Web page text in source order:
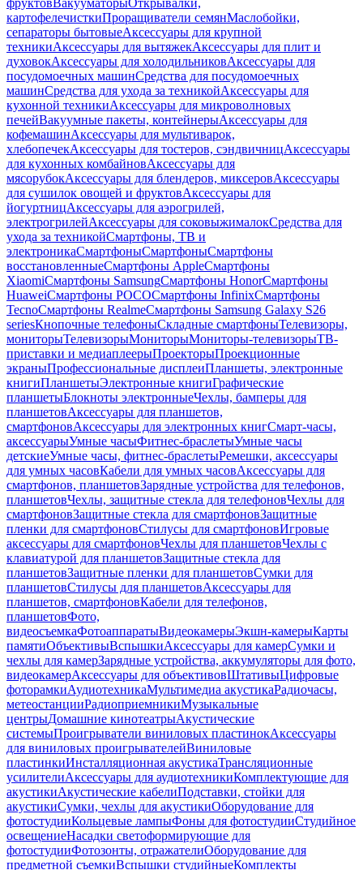
фруктовВакууматорыОткрывалки,
картофелечисткиПроращиватели семянМаслобойки,
сепараторы бытовыеАксессуары для крупной
техникиАксессуары для вытяжекАксессуары для плит и
духовокАксессуары для холодильниковАксессуары для
посудомоечных машинСредства для посудомоечных
машинСредства для ухода за техникойАксессуары для
кухонной техникиАксессуары для микроволновых
печейВакуумные пакеты, контейнерыАксессуары для
кофемашинАксессуары для мультиварок,
хлебопечекАксессуары для тостеров, сэндвичницАксессуары
для кухонных комбайновАксессуары для
мясорубокАксессуары для блендеров, миксеровАксессуары
для сушилок овощей и фруктовАксессуары для
йогуртницАксессуары для аэрогрилей,
электрогрилейАксессуары для соковыжималокСредства для
ухода за техникойСмартфоны, ТВ и
электроникаСмартфоныСмартфоныСмартфоны
восстановленныеСмартфоны AppleСмартфоны
XiaomiСмартфоны SamsungСмартфоны HonorСмартфоны
HuaweiСмартфоны POCOСмартфоны InfinixСмартфоны
TecnoСмартфоны RealmeСмартфоны Samsung Galaxy S26
seriesКнопочные телефоныСкладные смартфоныТелевизоры,
мониторыТелевизорыМониторыМониторы-телевизорыТВ-
приставки и медиаплеерыПроекторыПроекционные
экраныПрофессиональные дисплеиПланшеты, электронные
книгиПланшетыЭлектронные книгиГрафические
планшетыБлокноты электронныеЧехлы, бамперы для
планшетовАксессуары для планшетов,
смартфоновАксессуары для электронных книгСмарт-часы,
аксессуарыУмные часыФитнес-браслетыУмные часы
детскиеУмные часы, фитнес-браслетыРемешки, аксессуары
для умных часовКабели для умных часовАксессуары для
смартфонов, планшетовЗарядные устройства для телефонов,
планшетовЧехлы, защитные стекла для телефоновЧехлы для
смартфоновЗащитные стекла для смартфоновЗащитные
пленки для смартфоновСтилусы для смартфоновИгровые
аксессуары для смартфоновЧехлы для планшетовЧехлы с
клавиатурой для планшетовЗащитные стекла для
планшетовЗащитные пленки для планшетовСумки для
планшетовСтилусы для планшетовАксессуары для
планшетов, смартфоновКабели для телефонов,
планшетовФото,
видеосъемкаФотоаппаратыВидеокамерыЭкшн-камерыКарты
памятиОбъективыВспышкиАксессуары для камерСумки и
чехлы для камерЗарядные устройства, аккумуляторы для фото,
видеокамерАксессуары для объективовШтативыЦифровые
фоторамкиАудиотехникаМультимедиа акустикаРадиочасы,
метеостанцииРадиоприемникиМузыкальные
центрыДомашние кинотеатрыАкустические
системыПроигрыватели виниловых пластинокАксессуары
для виниловых проигрывателейВиниловые
пластинкиИнсталляционная акустикаТрансляционные
усилителиАксессуары для аудиотехникиКомплектующие для
акустикиАкустические кабелиПодставки, стойки для
акустикиСумки, чехлы для акустикиОборудование для
фотостудииКольцевые лампыФоны для фотостудииСтудийное
освещениеНасадки светоформирующие для
фотостудииФотозонты, отражателиОборудование для
предметной съемкиВспышки студийныеКомплекты